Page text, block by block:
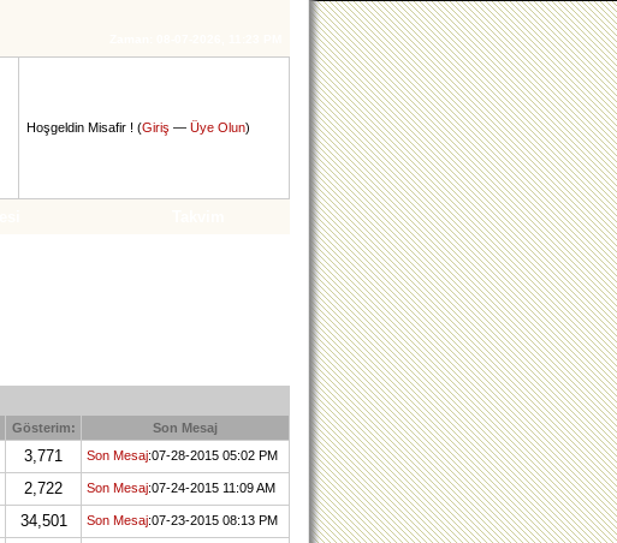
Hoşgeldin Misafir ! (Giriş — Üye Olun)
Gösterim: Son Mesaj
3,771 Son Mesaj:07-28-2015 05:02 PM
2,722 Son Mesaj:07-24-2015 11:09 AM
34,501 Son Mesaj:07-23-2015 08:13 PM